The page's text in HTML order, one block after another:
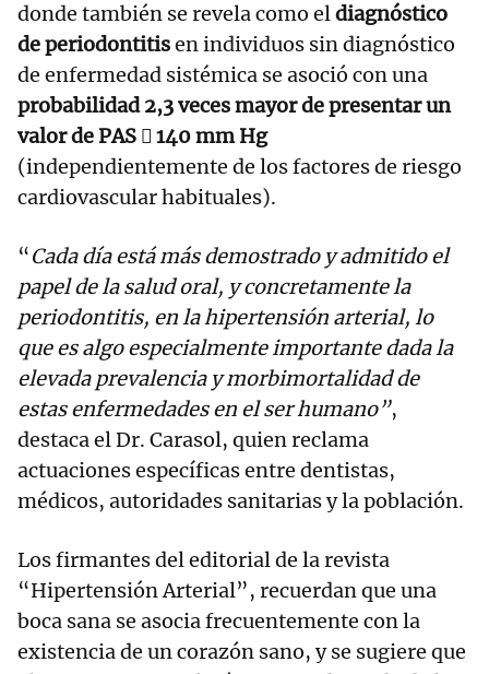
donde también se revela como eldiagnóstico
de periodontitisen individuos sin diagnóstico
de enfermedad sistémica se asoció con una
probabilidad 2,3 veces mayor de presentar un
valor de PAS  140 mm Hg
(independientemente de los factores de riesgo
cardiovascular habituales).
“Cada día está más demostrado y admitido el
papel de la salud oral, y concretamente la
periodontitis, en la hipertensión arterial, lo
que es algo especialmente importante dada la
elevada prevalencia y morbimortalidad de
estas enfermedades en el ser humano”,
destaca el Dr. Carasol, quien reclama
actuaciones específicas entre dentistas,
médicos, autoridades sanitarias y la población.
Los firmantes del editorial de la revista
“Hipertensión Arterial”, recuerdan que una
boca sana se asocia frecuentemente con la
existencia de un corazón sano, y se sugiere que